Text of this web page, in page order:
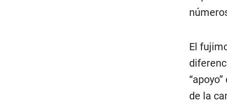
El
de la